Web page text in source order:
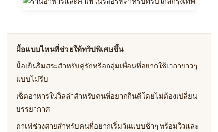
มื้อแบบไหนที่ช่วยให้ทริปพิเศษขึ้น
มื้อเย็นริมสระสำหรับคู่รักหรือกลุ่มเพื่อนที่อยากใช้เวลายาวๆ
แบบไม่รีบ
เซ็ตอาหารในวิลล่าสำหรับคนที่อยากกินดีโดยไม่ต้องเปลี่ยน
บรรยากาศ
คาเฟ่ช่วงสายสำหรับคนที่อยากเริ่มวันแบบช้าๆ พร้อมวิวและ